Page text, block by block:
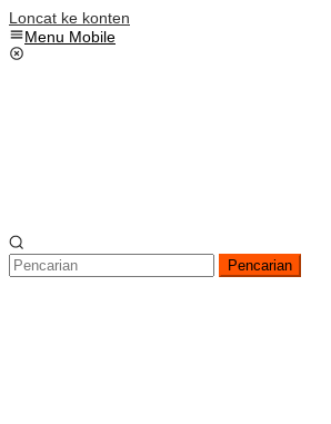
Loncat ke konten
Menu Mobile
Pencarian